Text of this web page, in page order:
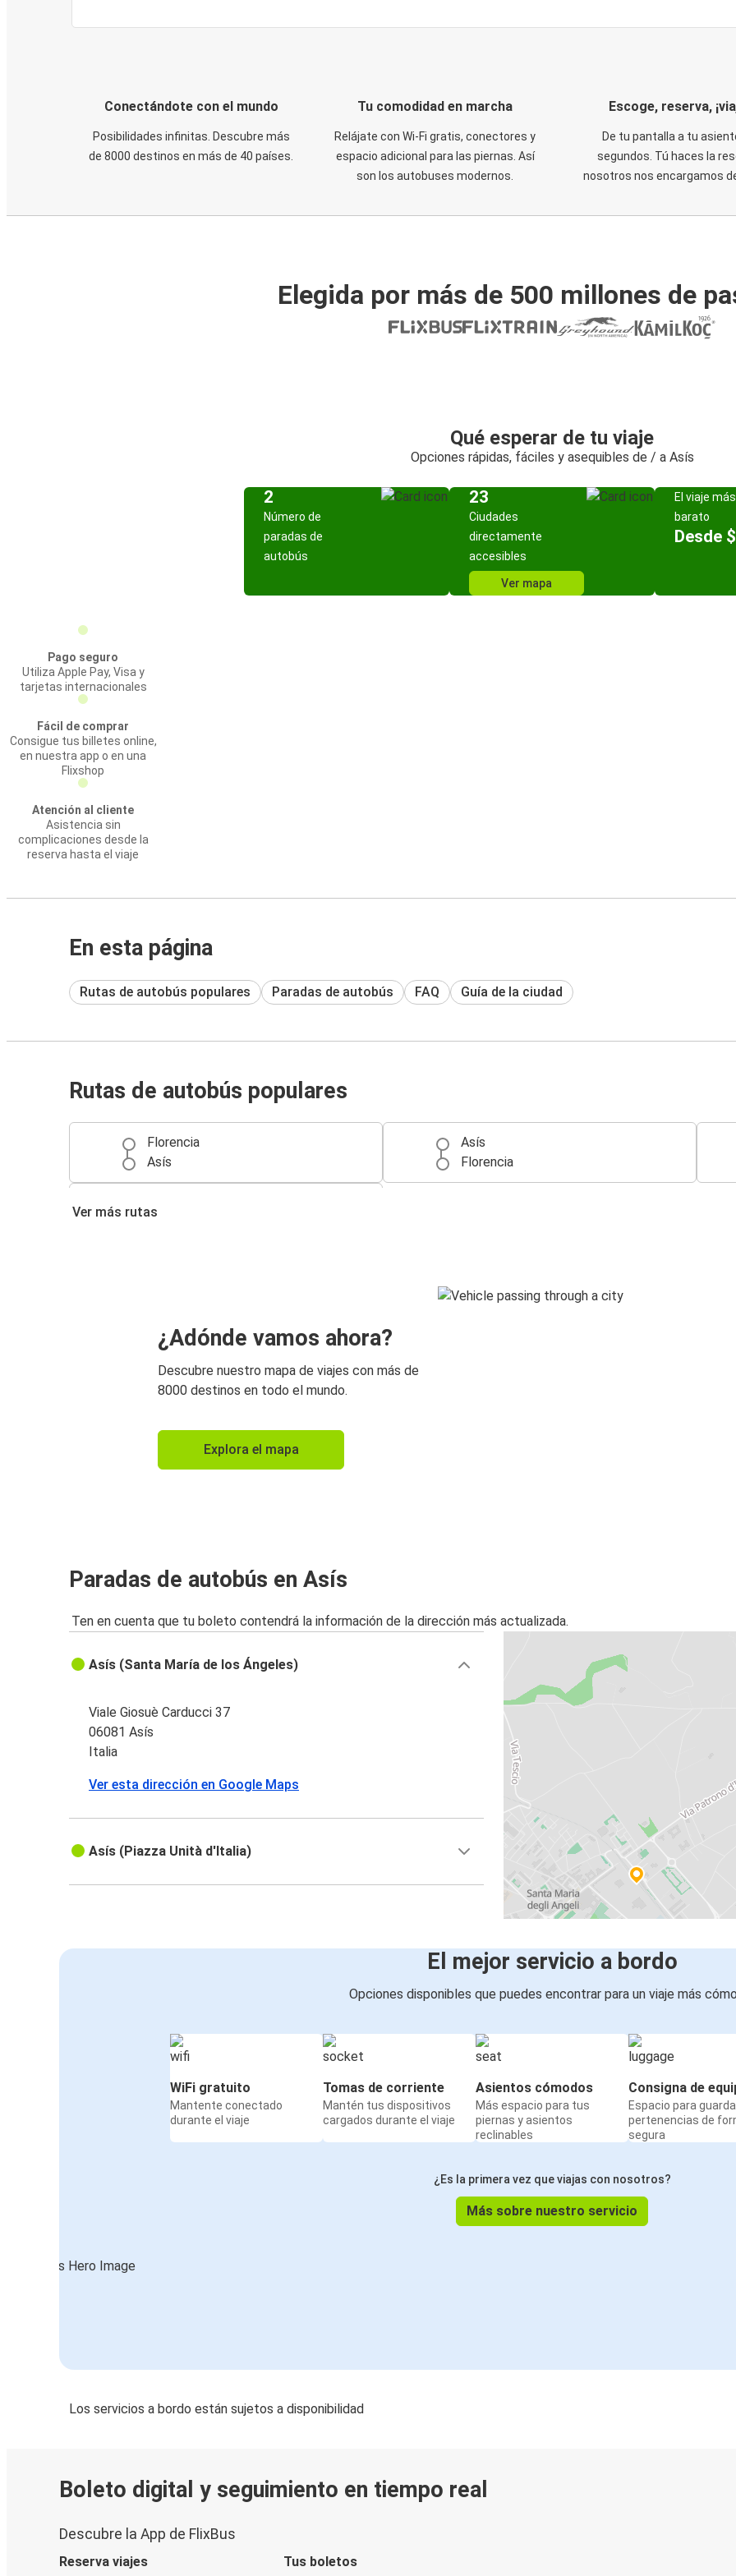
Conectándote con el mundo
Posibilidades infinitas. Descubre más
de 8000 destinos en más de 40 países.
Tu comodidad en marcha
Relájate con Wi-Fi gratis, conectores y
espacio adicional para las piernas. Así
son los autobuses modernos.
Escoge, reserva,
De tu pantalla a tu
segundos. Tú haces la
nosotros nos encargamos
Elegida por más de 500 millones de
Qué esperar de tu viaje
Opciones rápidas, fáciles y asequibles de / a Asís
2
Número de
paradas de
autobús
23
Ciudades
directamente
accesibles
Ver mapa
El viaje más
barato
Desde
Pago seguro
Utiliza Apple Pay, Visa y
tarjetas internacionales
Fácil de comprar
Consigue tus billetes online,
en nuestra app o en una
Flixshop
Atención al cliente
Asistencia sin
complicaciones desde la
reserva hasta el viaje
En esta página
Rutas de autobús populares Paradas de autobús FAQ Guía de la ciudad
Rutas de autobús populares
Florencia
Asís
Asís
Florencia
Ver más rutas
¿Adónde vamos ahora?
Descubre nuestro mapa de viajes con más de
8000 destinos en todo el mundo.
Explora el mapa
Paradas de autobús en Asís
Ten en cuenta que tu boleto contendrá la información de la dirección más actualizada.
Asís (Santa María de los Ángeles)
Viale Giosuè Carducci 37
06081 Asís
Italia
Ver esta dirección en Google Maps
Asís (Piazza Unità d'Italia)
El mejor servicio a bordo
Opciones disponibles que puedes encontrar para un viaje más
WiFi gratuito
Mantente conectado
durante el viaje
Tomas de corriente
Mantén tus dispositivos
cargados durante el viaje
Asientos cómodos
Más espacio para tus
piernas y asientos
reclinables
Consigna de
Espacio para
pertenencias de
segura
¿Es la primera vez que viajas con nosotros?
Más sobre nuestro servicio
Los servicios a bordo están sujetos a disponibilidad
Boleto digital y seguimiento en tiempo real
Descubre la App de FlixBus
Reserva viajes Tus boletos